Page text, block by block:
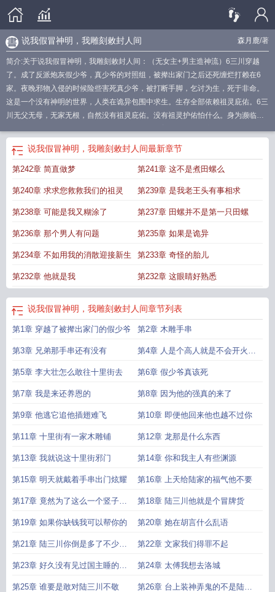
森月鹿/著
说我假冒神明，我雕刻敕封人间
简介:关于说我假冒神明，我雕刻敕封人间：（无女主+男主造神流）6三川穿越
了。成了反派炮灰假少爷，真少爷的对照组，被撵出家门之后还死缠烂打赖在6
家。夜晚邪物入侵的时候险些害死真少爷，被打断手脚，乞讨为生，死于非命。
这是一个没有神明的世界，人类在诡异包围中求生。生存全部依赖祖灵庇佑。6三
川无父无母，无家无根，自然没有祖灵庇佑。没有祖灵护佑怕什么。身为濒临倒
驱邪神灵，都由他手而生！诸邪退散！海晏河清！
说我假冒神明，我雕刻敕封人间最新章节
第242章 简直做梦 第241章 这不是煮田螺么
第240章 求求您救救我们的祖灵 第239章 是我老王头有事相求
第238章 可能是我又糊涂了 第237章 田螺并不是第一只田螺
第236章 那个男人有问题 第235章 如果是诡异
第234章 不如用我的消散迎接新生 第233章 奇怪的胎儿
第232章 他就是我 第232章 这眼睛好熟悉
说我假冒神明，我雕刻敕封人间章节列表
第1章 穿越了被撵出家门的假少爷 第2章 木雕手串
第3章 兄弟那手串还有没有 第4章 人是个高人就是不会开火做
饭
第5章 李大壮怎么敢往十里街去 第6章 假少爷真该死
第7章 我是来还养恩的 第8章 因为他的强真的来了
第9章 他逃它追他插翅难飞 第10章 即便他回来他也越不过你
第11章 十里街有一家木雕铺 第12章 龙那是什么东西
第13章 我就说这十里街邪门 第14章 你和我主人有些渊源
第15章 明天就戴着手串出门炫耀 第16章 上天给陆家的福气他不要
第17章 竟然为了这么一个竖子训
斥你
第18章 陆三川他就是个冒牌货
第19章 如果你缺钱我可以帮你的 第20章 她在胡言什么乱语
第21章 陆三川你倒是多了不少狐
朋狗友
第22章 文家我们得罪不起
第23章 好久没有见过国主睡的这
么香甜了
第24章 太傅我想去洛城
第25章 谁要是敢对陆三川不敬 第26章 台上装神弄鬼的不是陆三